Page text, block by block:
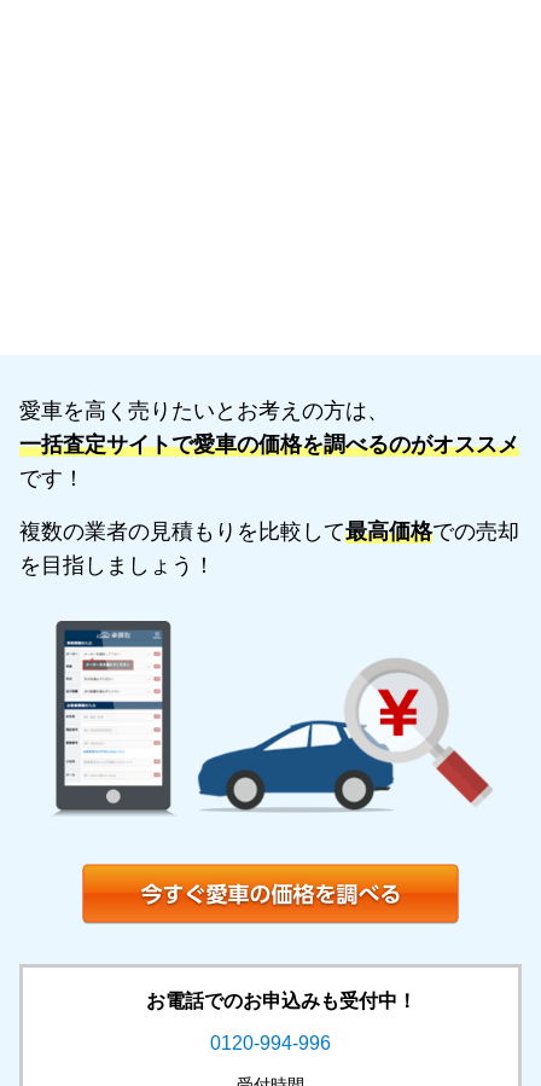
愛車を高く売りたいとお考えの方は、
一括査定サイトで愛車の価格を調べるのがオススメ
です！
複数の業者の見積もりを比較して最高価格での売却
を目指しましょう！
お電話でのお申込みも受付中！
0120-994-996